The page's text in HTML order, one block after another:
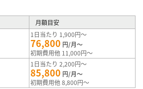
月額目安
1日当たり 1,900円～
76,800 円/月～
初期費用他 11,000円～
1日当たり 2,200円～
85,800 円/月～
初期費用他 8,800円～